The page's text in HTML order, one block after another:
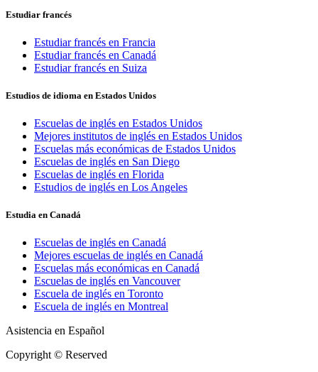
Estudiar francés
Estudiar francés en Francia
Estudiar francés en Canadá
Estudiar francés en Suiza
Estudios de idioma en Estados Unidos
Escuelas de inglés en Estados Unidos
Mejores institutos de inglés en Estados Unidos
Escuelas más económicas de Estados Unidos
Escuelas de inglés en San Diego
Escuelas de inglés en Florida
Estudios de inglés en Los Angeles
Estudia en Canadá
Escuelas de inglés en Canadá
Mejores escuelas de inglés en Canadá
Escuelas más económicas en Canadá
Escuelas de inglés en Vancouver
Escuela de inglés en Toronto
Escuela de inglés en Montreal
Asistencia en Español
Copyright © Reserved